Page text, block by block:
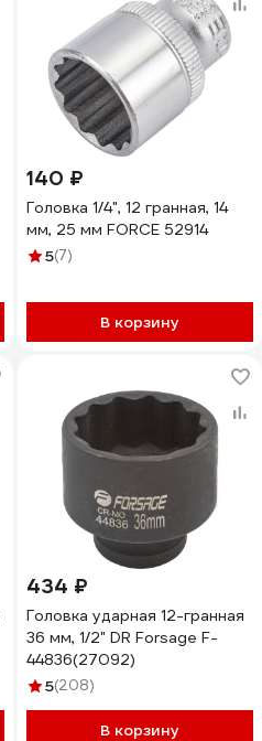
140 ₽
Головка 1/4", 12 гранная, 14
мм, 25 мм FORCE 52914
5(7)
В корзину
434 ₽
Головка ударная 12-гранная
36 мм, 1/2" DR Forsage F-
44836(27092)
5(208)
В корзину